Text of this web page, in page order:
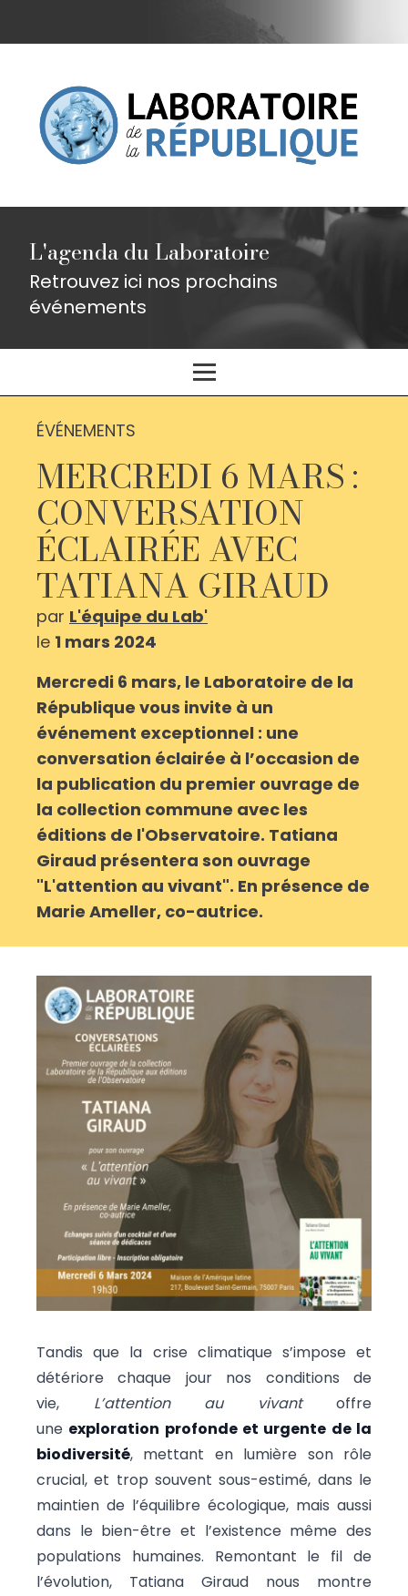
L'agenda du Laboratoire
Retrouvez ici nos prochains
événements
ÉVÉNEMENTS
MERCREDI 6 MARS :
CONVERSATION
ÉCLAIRÉE AVEC
TATIANA GIRAUD
par L'équipe du Lab'
le 1 mars 2024
Mercredi 6 mars, le Laboratoire de la
République vous invite à un
événement exceptionnel : une
conversation éclairée à l’occasion de
la publication du premier ouvrage de
la collection commune avec les
éditions de l'Observatoire. Tatiana
Giraud présentera son ouvrage
"L'attention au vivant". En présence de
Marie Ameller, co-autrice.
Tandis que la crise climatique s’impose et
détériore chaque jour nos conditions de
vie, L’attention au vivantoffre
une exploration profonde et urgente de la
biodiversité, mettant en lumière son rôle
crucial, et trop souvent sous-estimé, dans le
maintien de l’équilibre écologique, mais aussi
dans le bien-être et l’existence même des
populations humaines. Remontant le fil de
l’évolution, Tatiana Giraud nous montre